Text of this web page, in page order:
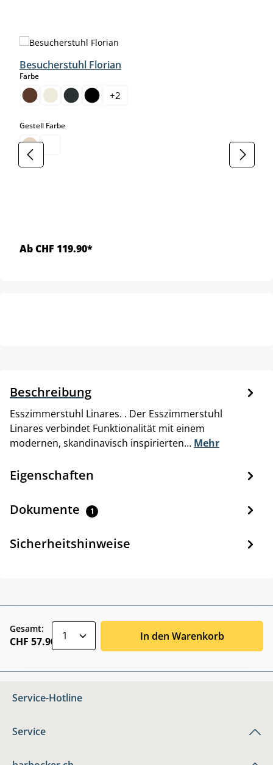
Besucherstuhl Florian
Farbeauswählen
+2
Gestell Farbeauswählen
Ab CHF 119.90*
Beschreibung
Esszimmerstuhl Linares. . Der Esszimmerstuhl
Linares verbindet Funktionalität mit einem
modernen, skandinavisch inspirierten… Mehr
Eigenschaften
Dokumente 1
Sicherheitshinweise
Gesamt:
CHF 57.90 In den Warenkorb
Service-Hotline
Service